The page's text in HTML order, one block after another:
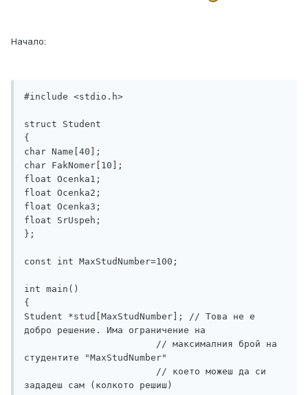
Начало:
#include <stdio.h>
struct Student
{
char Name[40];
char FakNomer[10];
float Ocenka1;
float Ocenka2;
float Ocenka3;
float SrUspeh;
};
const int MaxStudNumber=100;
int main()
{
Student *stud[MaxStudNumber]; // Това не е
добро решение. Има ограничение на
студентите "MaxStudNumber"
зададеш сам (колкото решиш)